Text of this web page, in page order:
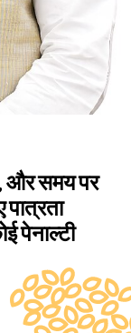
और समय पर
पेनाल्टी